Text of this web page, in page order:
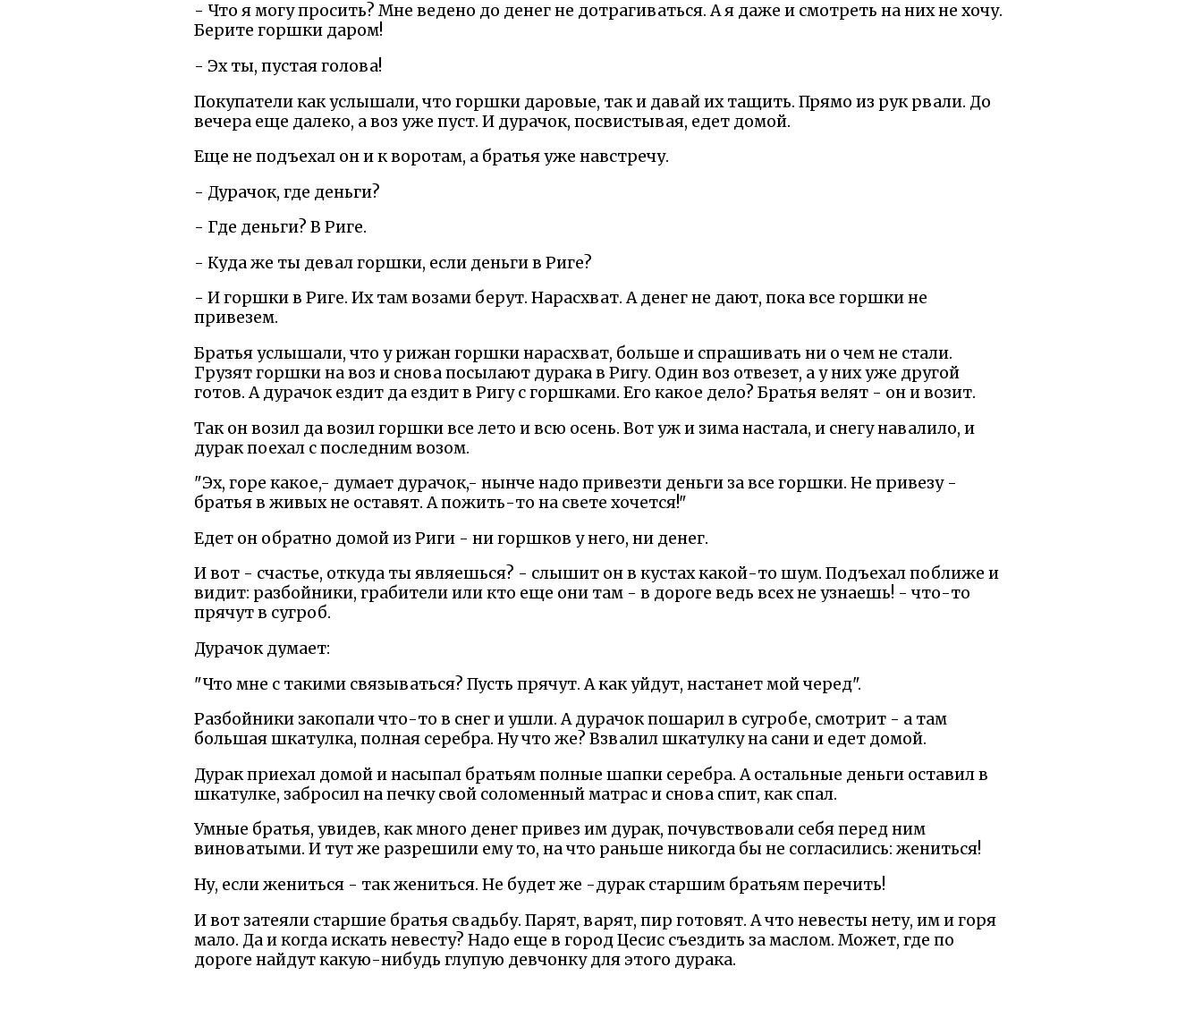
- Что я могу просить? Мне ведено до денег не дотрагиваться. А я даже и смотреть на них не хочу.
Берите горшки даром!
- Эх ты, пустая голова!
Покупатели как услышали, что горшки даровые, так и давай их тащить. Прямо из рук рвали. До
вечера еще далеко, а воз уже пуст. И дурачок, посвистывая, едет домой.
Еще не подъехал он и к воротам, а братья уже навстречу.
- Дурачок, где деньги?
- Где деньги? В Риге.
- Куда же ты девал горшки, если деньги в Риге?
- И горшки в Риге. Их там возами берут. Нарасхват. А денег не дают, пока все горшки не
привезем.
Братья услышали, что у рижан горшки нарасхват, больше и спрашивать ни о чем не стали.
Грузят горшки на воз и снова посылают дурака в Ригу. Один воз отвезет, а у них уже другой
готов. А дурачок ездит да ездит в Ригу с горшками. Его какое дело? Братья велят - он и возит.
Так он возил да возил горшки все лето и всю осень. Вот уж и зима настала, и снегу навалило, и
дурак поехал с последним возом.
"Эх, горе какое,- думает дурачок,- нынче надо привезти деньги за все горшки. Не привезу -
братья в живых не оставят. А пожить-то на свете хочется!"
Едет он обратно домой из Риги - ни горшков у него, ни денег.
И вот - счастье, откуда ты являешься? - слышит он в кустах какой-то шум. Подъехал поближе и
видит: разбойники, грабители или кто еще они там - в дороге ведь всех не узнаешь! - что-то
прячут в сугроб.
Дурачок думает:
"Что мне с такими связываться? Пусть прячут. А как уйдут, настанет мой черед".
Разбойники закопали что-то в снег и ушли. А дурачок пошарил в сугробе, смотрит - а там
большая шкатулка, полная серебра. Ну что же? Взвалил шкатулку на сани и едет домой.
Дурак приехал домой и насыпал братьям полные шапки серебра. А остальные деньги оставил в
шкатулке, забросил на печку свой соломенный матрас и снова спит, как спал.
Умные братья, увидев, как много денег привез им дурак, почувствовали себя перед ним
виноватыми. И тут же разрешили ему то, на что раньше никогда бы не согласились: жениться!
Ну, если жениться - так жениться. Не будет же -дурак старшим братьям перечить!
И вот затеяли старшие братья свадьбу. Парят, варят, пир готовят. А что невесты нету, им и горя
мало. Да и когда искать невесту? Надо еще в город Цесис съездить за маслом. Может, где по
дороге найдут какую-нибудь глупую девчонку для этого дурака.